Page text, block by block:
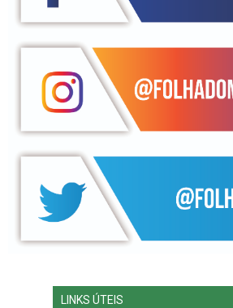
LINKS ÚTEIS